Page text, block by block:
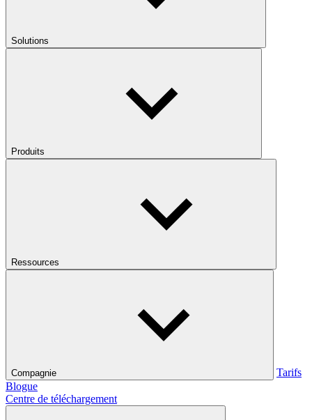
Solutions
Produits
Ressources
Compagnie
Tarifs
Blogue
Centre de téléchargement